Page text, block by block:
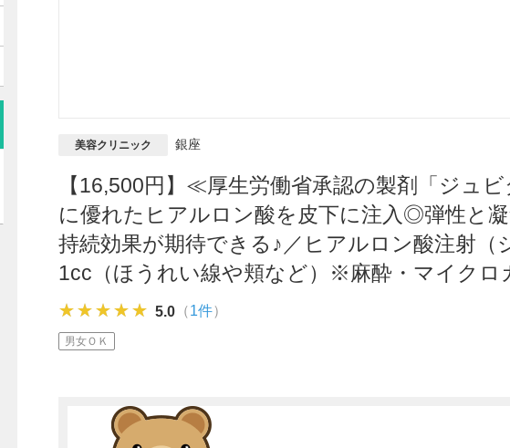
美容クリニック 銀座
【16,500円】≪厚生労働省承認の製剤「ジュ
に優れたヒアルロン酸を皮下に注入◎弾性と
持続効果が期待できる♪／ヒアルロン酸注射（
1cc（ほうれい線や頬など）※麻酔・マイク
★★★★★
★★★★★
★★★★★ 5.0 （1件）
男女ＯＫ